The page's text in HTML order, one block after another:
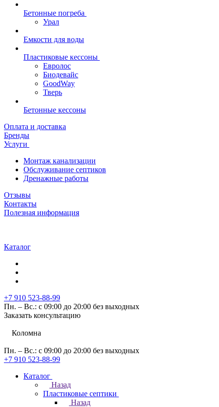
Бетонные погреба
Урал
Емкости для воды
Пластиковые кессоны
Евролос
Биодевайс
GoodWay
Тверь
Бетонные кессоны
Оплата и доставка
Бренды
Услуги
Монтаж канализации
Обслуживание септиков
Дренажные работы
Отзывы
Контакты
Полезная информация
Каталог
+7 910 523-88-99
Пн. – Вс.: с 09:00 до 20:00 без выходных
Заказать консультацию
Коломна
Пн. – Вс.: с 09:00 до 20:00 без выходных
+7 910 523-88-99
Каталог
Назад
Пластиковые септики
Назад